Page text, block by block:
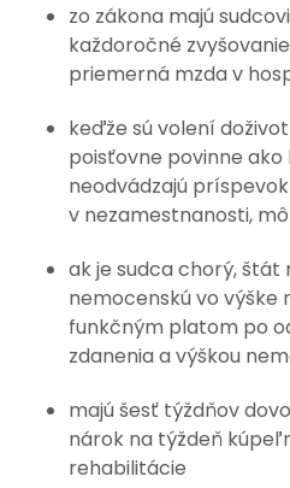
zo zákona majú
každoročné
priemerná mzda v
keďže sú volení
poisťovne povinne ako
neodvádzajú
v nezamestnanosti,
ak je sudca chorý, štát
nemocenskú vo výške
funkčným platom po
zdanenia a výškou
majú šesť týždňov
nárok na týždeň
rehabilitácie